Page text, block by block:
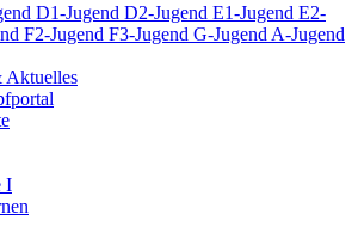
D1-Jugend D2-Jugend E1-Jugend E2-
F2-Jugend F3-Jugend G-Jugend A-Jugend
Aktuelles
I